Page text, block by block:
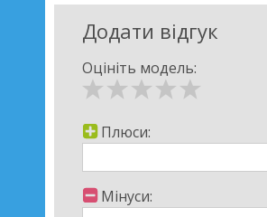
Додати відгук
Оцініть модель:
Плюси:
Мінуси: